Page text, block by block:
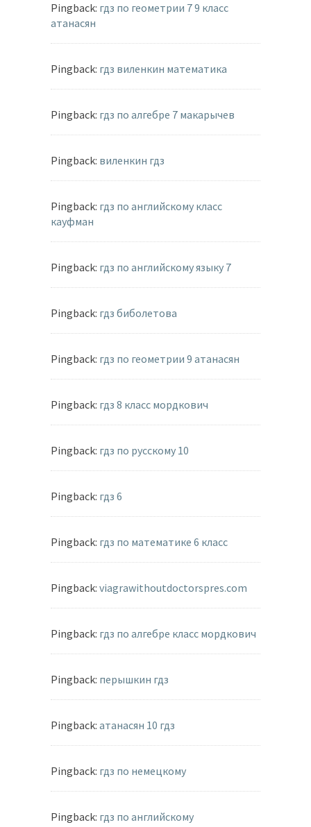
Pingback: гдз по геометрии 7 9 класс
атанасян
Pingback: гдз виленкин математика
Pingback: гдз по алгебре 7 макарычев
Pingback: виленкин гдз
Pingback: гдз по английскому класс
кауфман
Pingback: гдз по английскому языку 7
Pingback: гдз биболетова
Pingback: гдз по геометрии 9 атанасян
Pingback: гдз 8 класс мордкович
Pingback: гдз по русскому 10
Pingback: гдз 6
Pingback: гдз по математике 6 класс
Pingback: viagrawithoutdoctorspres.com
Pingback: гдз по алгебре класс мордкович
Pingback: перышкин гдз
Pingback: атанасян 10 гдз
Pingback: гдз по немецкому
Pingback: гдз по английскому